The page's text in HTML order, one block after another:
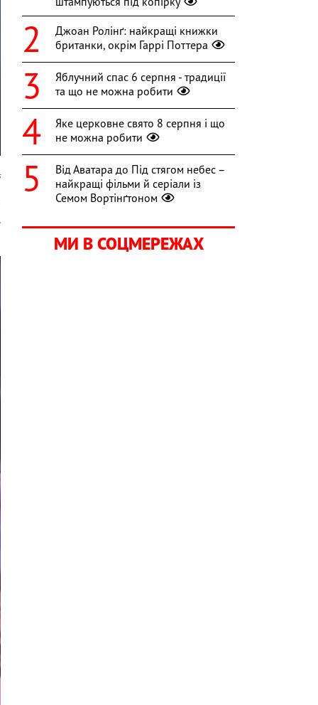
Джоан Ролінґ: найкращі книжки
британки, окрім Гаррі Поттера
Яблучний спас 6 серпня - традиції
та що не можна робити
Яке церковне свято 8 серпня і що
не можна робити
Від Аватара до Під стягом небес –
найкращі фільми й серіали із
Семом Вортінґтоном
МИ В СОЦМЕРЕЖАХ